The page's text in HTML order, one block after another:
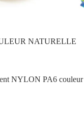
NATURELLE
prix :
€
NYLON PA6 couleur